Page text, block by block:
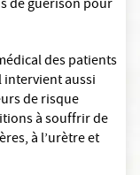
de guérison pour
des patients
aussi
de risque
à souffrir de
à l’urètre et